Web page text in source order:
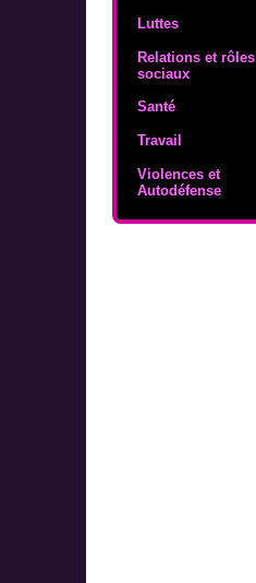
Luttes
Relations et rôles
sociaux
Santé
Travail
Violences et
Autodéfense